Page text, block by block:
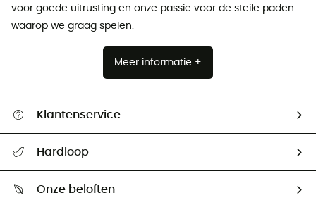
voor goede uitrusting en onze passie voor de steile paden
waarop we graag spelen.
Meer informatie +
Klantenservice
Retourzendingen & Terugbetalingen
Hardloop
Onze beloften